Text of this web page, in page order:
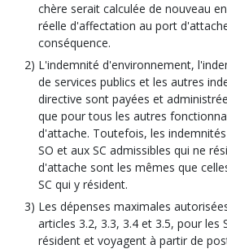
chère serait calculée de nouveau
réelle d'affectation au port
conséquence.
L'indemnité d'environnement,
de services publics et les autres
directive sont payées et
que pour tous les autres
d'attache. Toutefois, les
SO et aux SC admissibles qui ne
d'attache sont les mêmes que
SC qui y résident.
Les dépenses maximales
articles 3.2, 3.3, 3.4 et 3.5, pour les
résident et voyagent à partir de